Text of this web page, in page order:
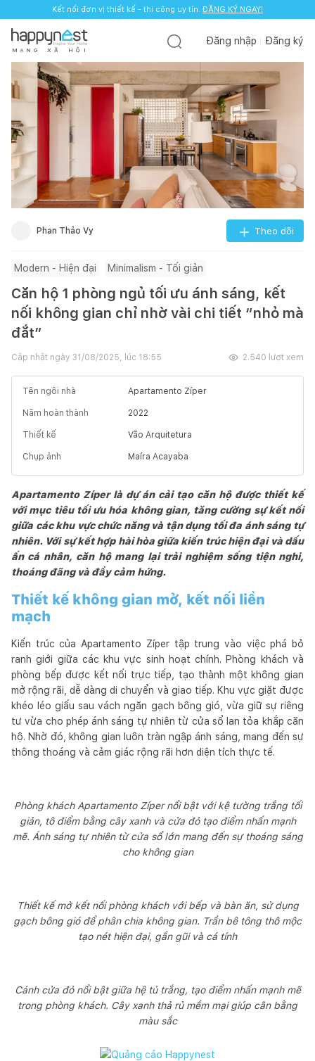
Kết nối đơn vị thiết kế - thi công uy tín. ĐĂNG KÝ NGAY!
M Ạ N G X Ã H Ộ I
Đăng nhập Đăng ký
Phan Thảo Vy Theo dõi
Modern - Hiện đại Minimalism - Tối giản
Căn hộ 1 phòng ngủ tối ưu ánh sáng, kết
nối không gian chỉ nhờ vài chi tiết “nhỏ mà
đắt”
Cập nhật ngày 31/08/2025, lúc 18:55 2.540 lượt xem
Tên ngôi nhà Apartamento Zíper
Năm hoàn thành 2022
Thiết kế Vão Arquitetura
Chụp ảnh Maíra Acayaba
Apartamento Zíper là dự án cải tạo căn hộ được thiết kế
với mục tiêu tối ưu hóa không gian, tăng cường sự kết nối
giữa các khu vực chức năng và tận dụng tối đa ánh sáng tự
nhiên. Với sự kết hợp hài hòa giữa kiến trúc hiện đại và dấu
ấn cá nhân, căn hộ mang lại trải nghiệm sống tiện nghi,
thoáng đãng và đầy cảm hứng.
Thiết kế không gian mở, kết nối liền
mạch
Kiến trúc của Apartamento Zíper tập trung vào việc phá bỏ
ranh giới giữa các khu vực sinh hoạt chính. Phòng khách và
phòng bếp được kết nối trực tiếp, tạo thành một không gian
mở rộng rãi, dễ dàng di chuyển và giao tiếp. Khu vực giặt được
khéo léo giấu sau vách ngăn gạch bông gió, vừa giữ sự riêng
tư vừa cho phép ánh sáng tự nhiên từ cửa sổ lan tỏa khắp căn
hộ. Nhờ đó, không gian luôn tràn ngập ánh sáng, mang đến sự
thông thoáng và cảm giác rộng rãi hơn diện tích thực tế.
Phòng khách Apartamento Zíper nổi bật với kệ tường trắng tối
giản, tô điểm bằng cây xanh và cửa đỏ tạo điểm nhấn mạnh
mẽ. Ánh sáng tự nhiên từ cửa sổ lớn mang đến sự thoáng sáng
cho không gian
Thiết kế mở kết nối phòng khách với bếp và bàn ăn, sử dụng
gạch bông gió để phân chia không gian. Trần bê tông thô mộc
tạo nét hiện đại, gần gũi và cá tính
Cánh cửa đỏ nổi bật giữa hệ tủ trắng, tạo điểm nhấn mạnh mẽ
trong phòng khách. Cây xanh thả rủ mềm mại giúp cân bằng
màu sắc